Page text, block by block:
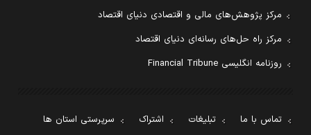
مرکز پژوهش‌های مالی و اقتصادی دنیای اقتصاد
مرکز راه حل‌های رسانه‌ای دنیای اقتصاد
روزنامه انگلیسی Financial Tribune
تماس با ما تبلیغات اشتراک سرپرستی استان ها